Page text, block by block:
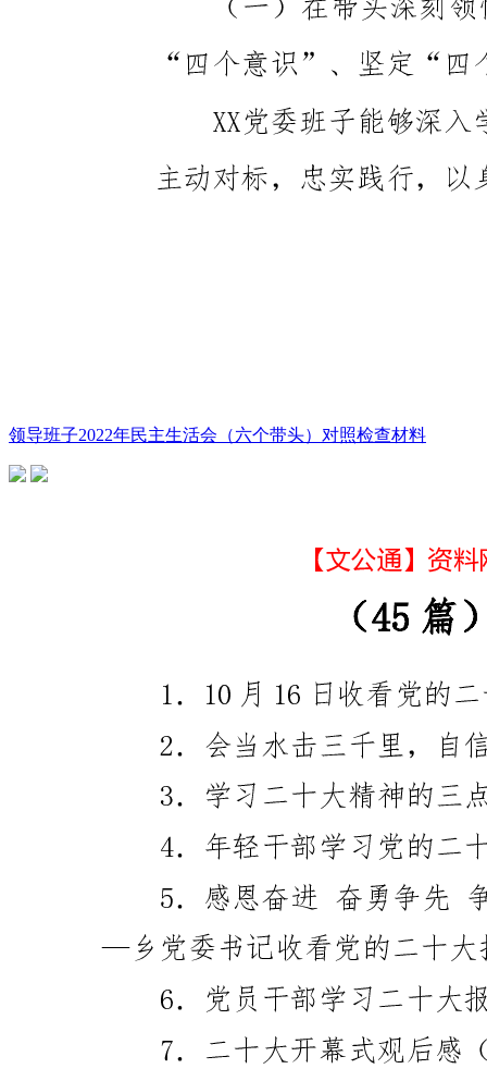
领导班子2022年民主生活会（六个带头）对照检查材料